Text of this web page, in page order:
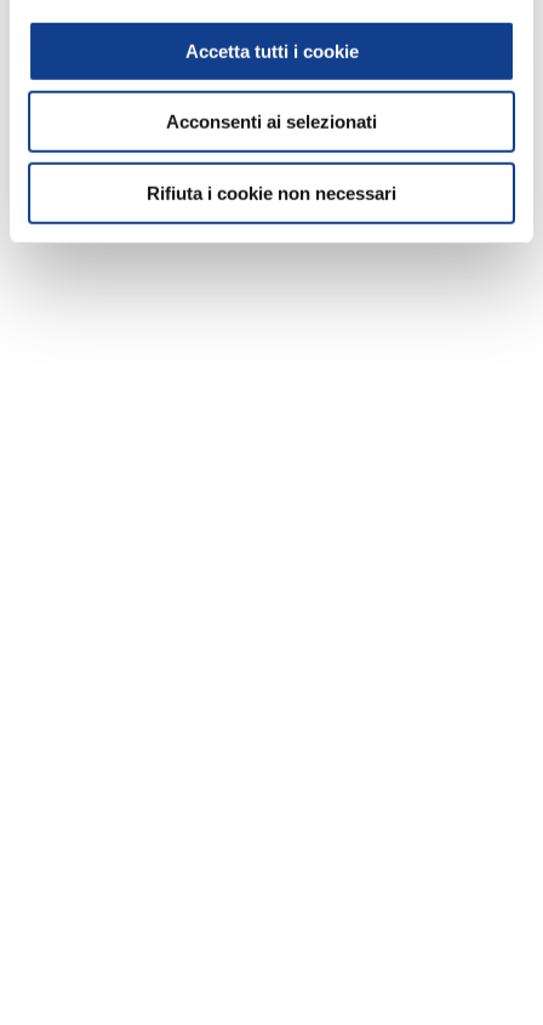
nel footer.
Accetta tutti i cookie
Acconsenti ai selezionati
Rifiuta i cookie non necessari